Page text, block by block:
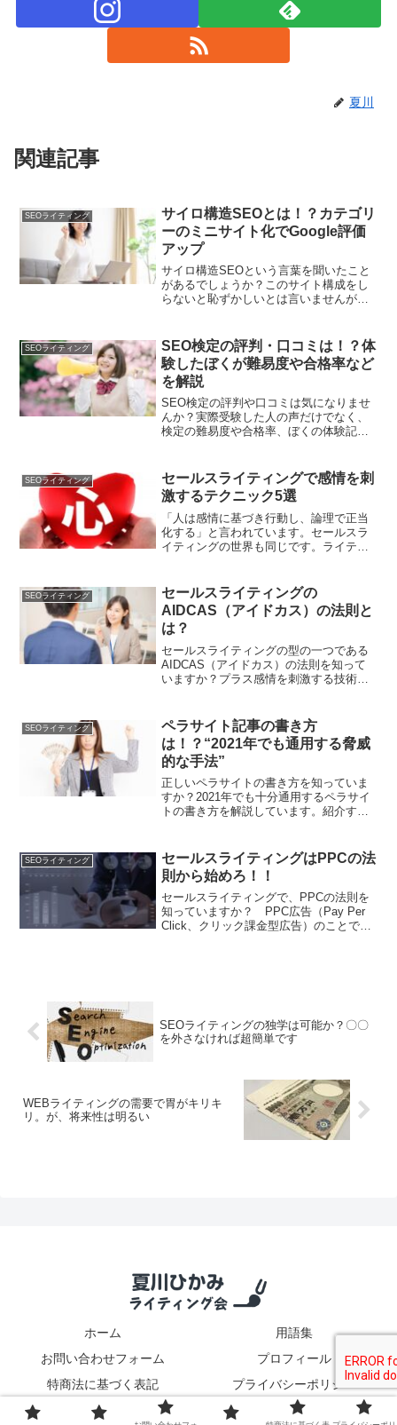
夏川
関連記事
SEOライティング
サイロ構造SEOとは！？カテゴリ
ーのミニサイト化でGoogle評価
アップ
サイロ構造SEOという言葉を聞いたこと
があるでしょうか？このサイト構成をし
らないと恥ずかしいとは言いませんが、
SEOライティング
SEO検定の評判・口コミは！？体
験したぼくが難易度や合格率など
を解説
SEO検定の評判や口コミは気になりませ
んか？実際受験した人の声だけでなく、
検定の難易度や合格率、ぼくの体験記な
SEOライティング
セールスライティングで感情を刺
激するテクニック5選
「人は感情に基づき行動し、論理で正当
化する」と言われています。セールスラ
イティングの世界も同じです。ライティ
やって書けば、読者の感情を刺激できる
のでしょうか？答えは、本...
SEOライティング
セールスライティングの
AIDCAS（アイドカス）の法則と
は？
セールスライティングの型の一つである
AIDCAS（アイドカス）の法則を知って
いますか？プラス感情を刺激する技術で
う。
SEOライティング
ペラサイト記事の書き方
は！？“2021年でも通用する脅威
的な手法”
正しいペラサイトの書き方を知っていま
すか？2021年でも十分通用するペラサイ
トの書き方を解説しています。紹介する
ずは、読んでみてください！！
SEOライティング
セールスライティングはPPCの法
則から始めろ！！
セールスライティングで、PPCの法則を
知っていますか？ PPC広告（Pay Per
Click、クリック課金型広告）のことでは
SEOライティングの独学は可能か？〇〇
を外さなければ超簡単です
WEBライティングの需要で胃がキリキ
リ。が、将来性は明るい
ホーム
用語集
お問い合わせフォーム
プロフィール
特商法に基づく表記
プライバシーポリシー
© 2020 夏川ひかみのライティング会.